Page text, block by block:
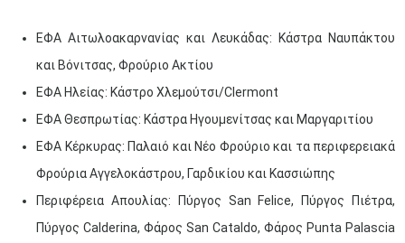
ΕΦΑ Αιτωλοακαρνανίας και Λευκάδας: Κάστρα Ναυπάκτου
και Βόνιτσας, Φρούριο Ακτίου
ΕΦΑ Ηλείας: Κάστρο Χλεμούτσι/Clermont
ΕΦΑ Θεσπρωτίας: Κάστρα Ηγουμενίτσας και Μαργαριτίου
ΕΦΑ Κέρκυρας: Παλαιό και Νέο Φρούριο και τα περιφερειακά
Φρούρια Αγγελοκάστρου, Γαρδικίου και Κασσιώπης
Περιφέρεια Απουλίας: Πύργος San Felice, Πύργος Πιέτρα,
Πύργος Calderina, Φάρος San Cataldo, Φάρος Punta Palascia